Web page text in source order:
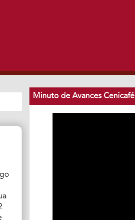
Minuto de Avances Cenicafé